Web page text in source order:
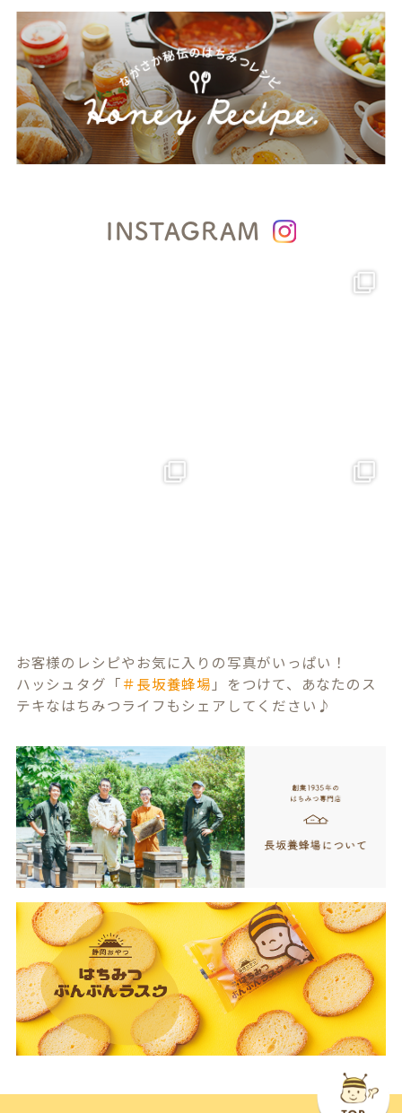
INSTAGRAM
お客様のレシピやお気に入りの写真がいっぱい！
ハッシュタグ「＃長坂養蜂場 」をつけて、あなたのス
テキなはちみつライフもシェアしてください♪